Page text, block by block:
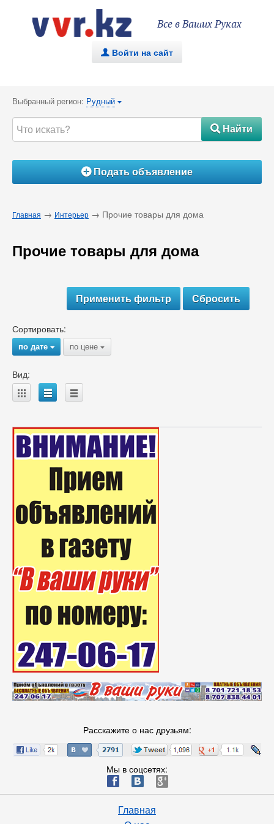
Все в Ваших Руках
. Войти на сайт
Выбранный регион: Рудный {
#Найти
ÁПодать объявление
Главная → Интерьер → Прочие товары для дома
Прочие товары для дома
Сортировать:
по дате{ по цене {
Вид:
A B C
Расскажите о нас друзьям:
Мы в соцсетях:
ä æ è
Главная